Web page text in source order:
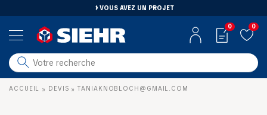
VOUS AVEZ UN PROJET
salle de bain
carrelage
0 0
ACCUEIL » DEVIS » TANIAKNOBLOCH@GMAIL.COM